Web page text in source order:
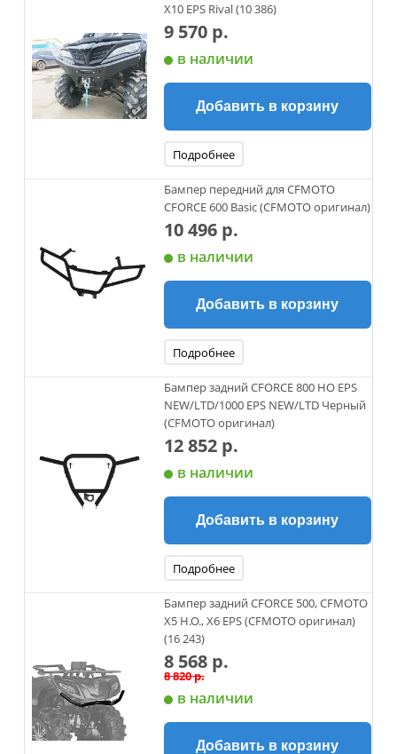
X10 EPS Rival (10 386)
9 570 р.
в наличии
Добавить в корзину
Подробнее
Бампер передний для CFMOTO
CFORCE 600 Basiс (CFMOTO оригинал)
10 496 р.
в наличии
Добавить в корзину
Подробнее
Бампер задний CFORCE 800 HO EPS
NEW/LTD/1000 EPS NEW/LTD Черный
(CFMOTO оригинал)
12 852 р.
в наличии
Добавить в корзину
Подробнее
Бампер задний CFORCE 500, CFMOTO
X5 H.O., X6 EPS (CFMOTO оригинал)
(16 243)
8 568 р.
8 820 р.
в наличии
Добавить в корзину